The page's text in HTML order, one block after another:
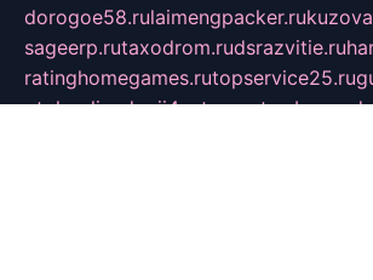
dorogoe58.rulaimengpacker.ru
sageerp.rutaxodrom.rudsrazvitie.ru
ratinghomegames.rutopservice25.ru
gtglasslined.ruii4.rutssport.spb.ru